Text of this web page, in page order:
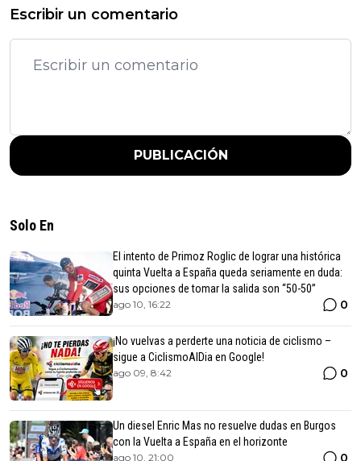
Escribir un comentario
PUBLICACIÓN
Solo En
El intento de Primoz Roglic de lograr una histórica
quinta Vuelta a España queda seriamente en duda:
sus opciones de tomar la salida son “50-50”
ago 10, 16:22 0
¡No vuelvas a perderte una noticia de ciclismo –
sigue a CiclismoAlDia en Google!
ago 09, 8:42 0
Un diesel Enric Mas no resuelve dudas en Burgos
con la Vuelta a España en el horizonte
ago 10, 21:00 0